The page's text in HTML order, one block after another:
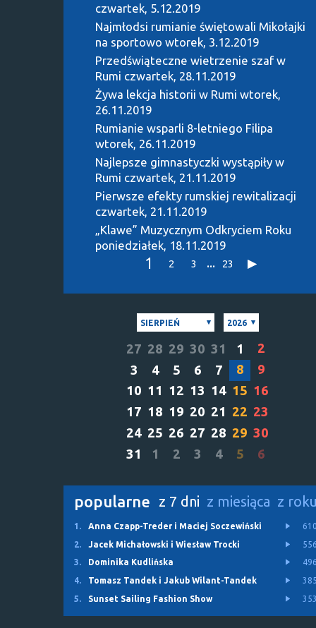
czwartek, 5.12.2019
Najmłodsi rumianie świętowali Mikołajki
na sportowo wtorek, 3.12.2019
Przedświąteczne wietrzenie szaf w
Rumi czwartek, 28.11.2019
Żywa lekcja historii w Rumi wtorek,
26.11.2019
Rumianie wsparli 8-letniego Filipa
wtorek, 26.11.2019
Najlepsze gimnastyczki wystąpiły w
Rumi czwartek, 21.11.2019
Pierwsze efekty rumskiej rewitalizacji
czwartek, 21.11.2019
„Klawe” Muzycznym Odkryciem Roku
poniedziałek, 18.11.2019
1 2 3 ... 23
SIERPIEŃ 2026
27 28 29 30 31 1
2
3
4 5 6 7 8
9
10 11 12 13 14 15 16
17 18 19 20 21 22 23
24 25 26 27 28 29 30
31
1 2 3 4 5 6
popularne z 7 dni z miesiąca z
1. Anna Czapp-Treder i Maciej Soczewiński
2.
Jacek Michałowski i Wiesław Trocki
3.
Dominika Kudlińska
4.
Tomasz Tandek i Jakub Wilant-Tandek
5.
Sunset Sailing Fashion Show